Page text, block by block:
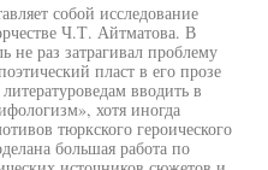
собой исследование
Ч.Т. Айтматова. В
не раз затрагивал проблему
пласт в его прозе
вводить в
хотя иногда
тюркского героического
большая работа по